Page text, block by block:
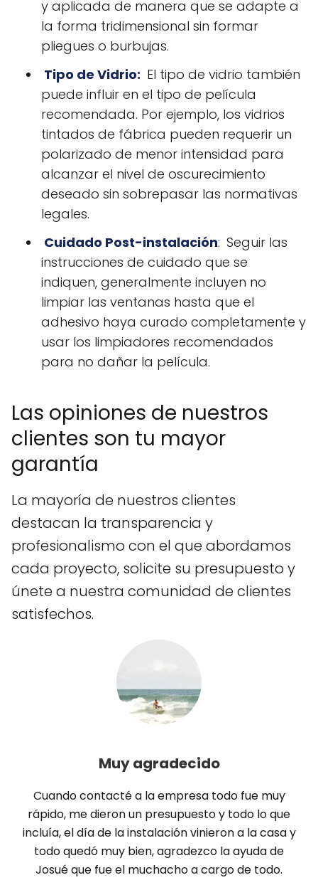
y aplicada de manera que se adapte a
la forma tridimensional sin formar
pliegues o burbujas.
Tipo de Vidrio: El tipo de vidrio también
puede influir en el tipo de película
recomendada. Por ejemplo, los vidrios
tintados de fábrica pueden requerir un
polarizado de menor intensidad para
alcanzar el nivel de oscurecimiento
deseado sin sobrepasar las normativas
legales.
Cuidado Post-instalación: Seguir las
instrucciones de cuidado que se
indiquen, generalmente incluyen no
limpiar las ventanas hasta que el
adhesivo haya curado completamente y
usar los limpiadores recomendados
para no dañar la película.
Las opiniones de nuestros
clientes son tu mayor
garantía
La mayoría de nuestros clientes
destacan la transparencia y
profesionalismo con el que abordamos
cada proyecto, solicite su presupuesto y
únete a nuestra comunidad de clientes
satisfechos.
Muy agradecido
Cuando contacté a la empresa todo fue muy
rápido, me dieron un presupuesto y todo lo que
incluía, el día de la instalación vinieron a la casa y
todo quedó muy bien, agradezco la ayuda de
Josué que fue el muchacho a cargo de todo.